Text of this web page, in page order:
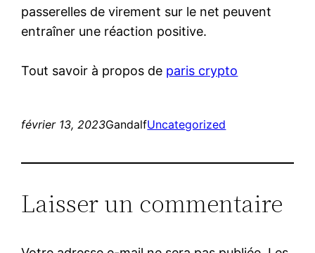
passerelles de virement sur le net peuvent
entraîner une réaction positive.
Tout savoir à propos de paris crypto
février 13, 2023GandalfUncategorized
Laisser un commentaire